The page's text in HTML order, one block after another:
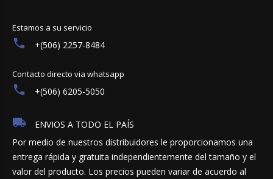
Estamos a su servicio
+(506) 2257-8484
Contacto directo via whatsapp
+(506) 6205-5050
ENVIOS A TODO EL PAÍS
Por medio de nuestros distribuidores le proporcionamos una
entrega rápida y gratuita independientemente del tamaño y el
valor del producto. Los precios pueden variar de acuerdo al